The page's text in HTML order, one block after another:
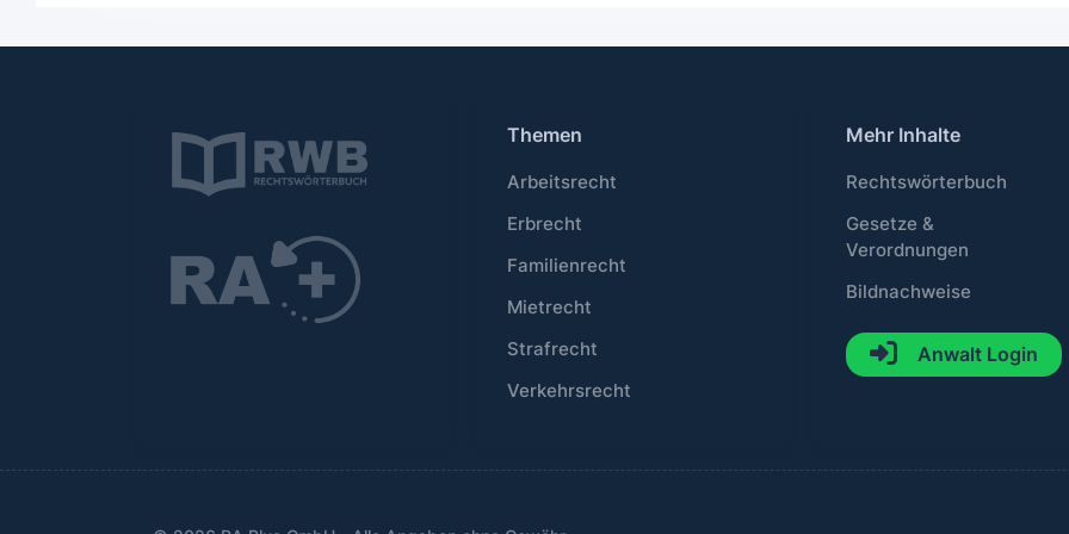
Themen
Arbeitsrecht
Erbrecht
Familienrecht
Mietrecht
Strafrecht
Verkehrsrecht
Mehr Inhalte
Rechtswörterbuch
Gesetze &
Verordnungen
Bildnachweise
Anwalt Login